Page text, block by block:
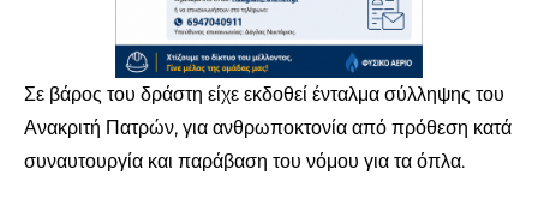
Σε βάρος του δράστη είχε εκδοθεί ένταλμα σύλληψης του
Ανακριτή Πατρών, για ανθρωποκτονία από πρόθεση κατά
συναυτουργία και παράβαση του νόμου για τα όπλα.